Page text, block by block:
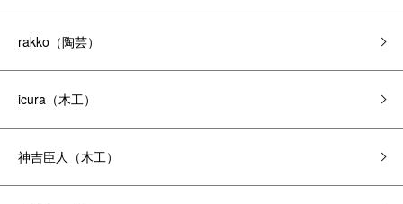
rakko（陶芸）
icura（木工）
神吉臣人（木工）